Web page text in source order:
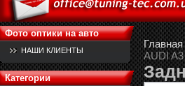
Фото оптики на авто
НАШИ КЛИЕНТЫ
Категории
Главная
AUDI